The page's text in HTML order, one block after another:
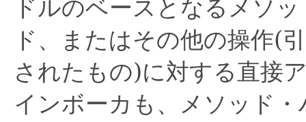
ドルのベースとなるメソ
ド、またはその他の操作(
されたもの)に対する直接
インボーカも、メソッド